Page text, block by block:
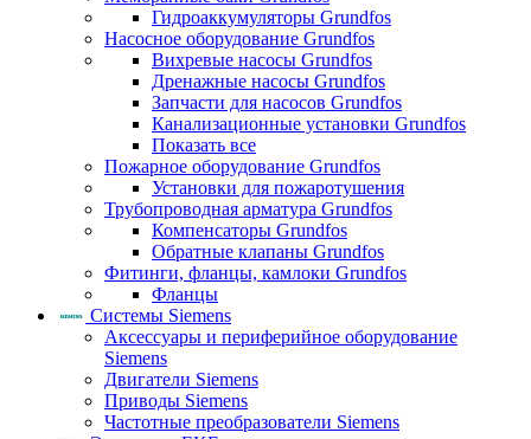
Гидроаккумуляторы Grundfos
Насосное оборудование Grundfos
Вихревые насосы Grundfos
Дренажные насосы Grundfos
Запчасти для насосов Grundfos
Канализационные установки Grundfos
Показать все
Пожарное оборудование Grundfos
Установки для пожаротушения
Трубопроводная арматура Grundfos
Компенсаторы Grundfos
Обратные клапаны Grundfos
Фитинги, фланцы, камлоки Grundfos
Фланцы
Системы Siemens
Аксессуары и периферийное оборудование
Siemens
Двигатели Siemens
Приводы Siemens
Частотные преобразователи Siemens